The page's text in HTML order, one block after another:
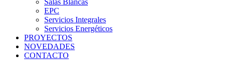
EPC
Servicios Integrales
Servicios Energéticos
PROYECTOS
NOVEDADES
CONTACTO